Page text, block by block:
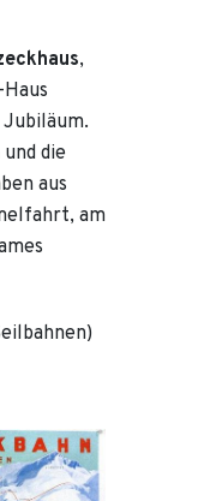
,
die
aus
am